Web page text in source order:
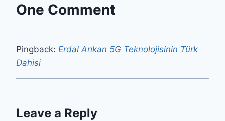
One Comment
Pingback: Erdal Arıkan 5G Teknolojisinin Türk
Dahisi
Leave a Reply